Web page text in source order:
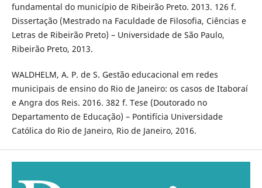
fundamental do município de Ribeirão Preto. 2013. 126 f.
Dissertação (Mestrado na Faculdade de Filosofia, Ciências e
Letras de Ribeirão Preto) – Universidade de São Paulo,
Ribeirão Preto, 2013.
WALDHELM, A. P. de S. Gestão educacional em redes
municipais de ensino do Rio de Janeiro: os casos de Itaboraí
e Angra dos Reis. 2016. 382 f. Tese (Doutorado no
Departamento de Educação) – Pontifícia Universidade
Católica do Rio de Janeiro, Rio de Janeiro, 2016.